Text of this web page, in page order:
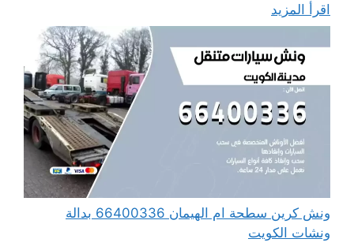
اقرأ المزيد
ونش كرين سطحة ام الهيمان 66400336 بدالة
ونشات الكويت